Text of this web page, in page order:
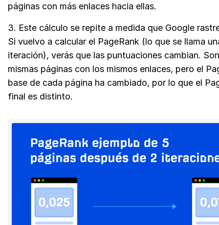
páginas con más enlaces hacia ellas.
3. Este cálculo se repite a medida que Google
Si vuelvo a calcular el PageRank (lo que se llama
iteración), verás que las puntuaciones cambian.
mismas páginas con los mismos enlaces, pero el
base de cada página ha cambiado, por lo que el
final es distinto.